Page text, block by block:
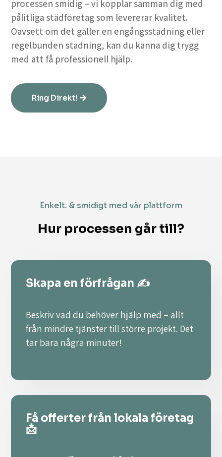
processen smidig – vi kopplar samman dig med
pålitliga städföretag som levererar kvalitet.
Oavsett om det gäller en engångsstädning eller
regelbunden städning, kan du känna dig trygg
med att få professionell hjälp.
Ring Direkt!
Enkelt. & smidigt med vår plattform
Hur processen går till?
Skapa en förfrågan ✍️
Beskriv vad du behöver hjälp med – allt
från mindre tjänster till större projekt. Det
tar bara några minuter!
Få offerter från lokala företag
📩